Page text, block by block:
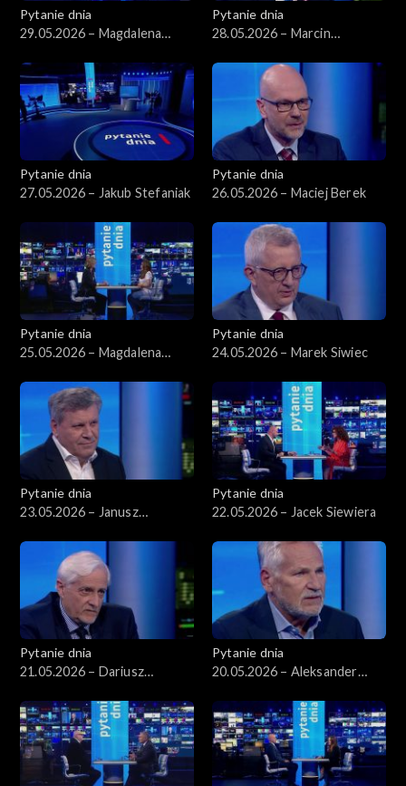
Pytanie dnia
29.05.2026 – Magdalena
Pytanie dnia
28.05.2026 – Marcin
Pytanie dnia
27.05.2026 – Jakub Stefaniak
Pytanie dnia
26.05.2026 – Maciej Berek
Pytanie dnia
25.05.2026 – Magdalena
Pytanie dnia
24.05.2026 – Marek Siwiec
Pytanie dnia
23.05.2026 – Janusz
Pytanie dnia
22.05.2026 – Jacek Siewiera
Pytanie dnia
21.05.2026 – Dariusz
Pytanie dnia
20.05.2026 – Aleksander